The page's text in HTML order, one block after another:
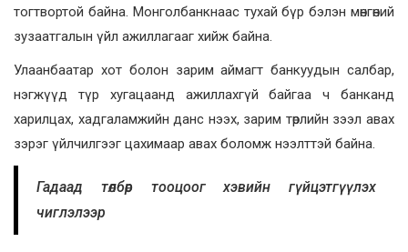
тогтвортой байна. Монголбанкнаас тухай бүр бэлэн мөнгөний
зузаатгалын үйл ажиллагааг хийж байна.
Улаанбаатар хот болон зарим аймагт банкуудын салбар,
нэгжүүд түр хугацаанд ажиллахгүй байгаа ч банканд
харилцах, хадгаламжийн данс нээх, зарим төрлийн зээл авах
зэрэг үйлчилгээг цахимаар авах боломж нээлттэй байна.
Гадаад төлбөр тооцоог хэвийн гүйцэтгүүлэх
чиглэлээр